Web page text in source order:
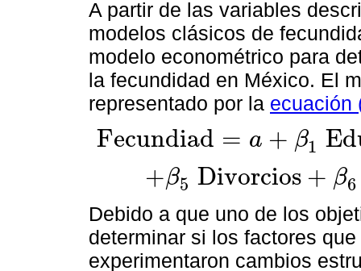
A partir de las variables
modelos clásicos de
modelo econométrico para
la fecundidad en México. El
representado por la ecuación
Fecundiad = a + β1 Ed
Fe cund ad=a+β1 Educa ción+ β2 ura β3 C onsumo
+β5 Divorcios + β6
+β5 Divo cios+β6 PIB pp+u1… 1)
Debido a que uno de los
determinar si los factores
experimentaron cambios